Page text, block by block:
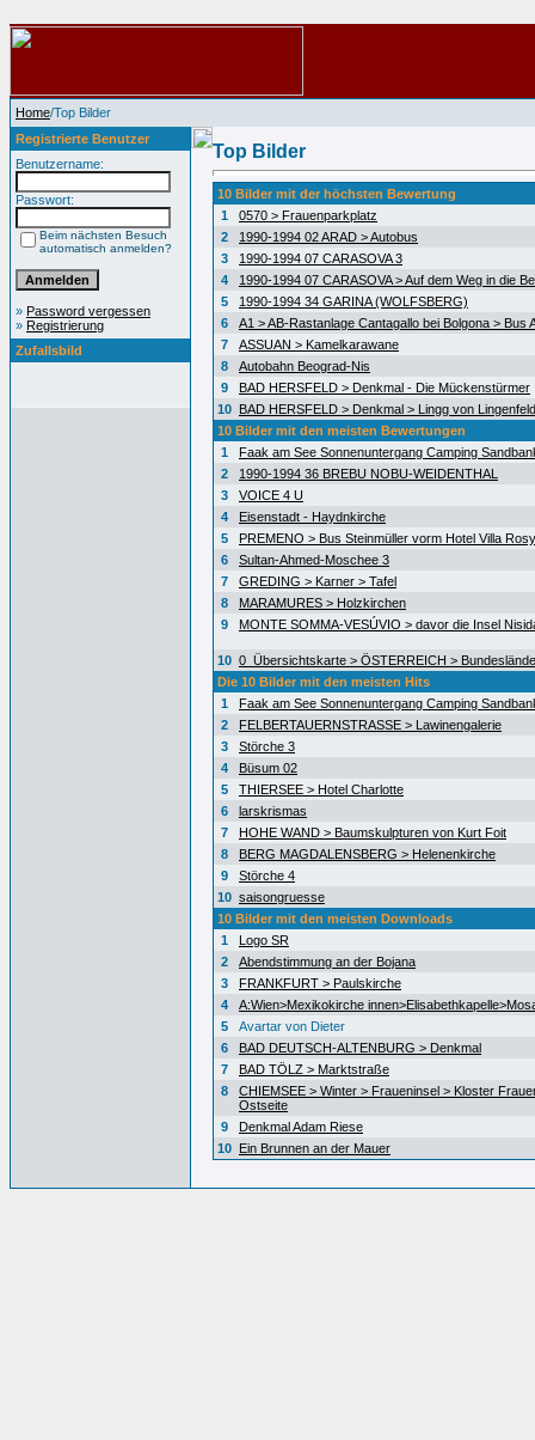
Home/Top Bilder
Registrierte Benutzer
Benutzername:
Passwort:
Beim nächsten Besuch
automatisch anmelden?
» Password vergessen
» Registrierung
Zufallsbild
Top Bilder
10 Bilder mit der höchsten Bewertung
1
0570 > Frauenparkplatz
2
1990-1994 02 ARAD > Autobus
3
1990-1994 07 CARASOVA 3
4
1990-1994 07 CARASOVA > Auf dem Weg in die
5
1990-1994 34 GARINA (WOLFSBERG)
6
A1 > AB-Rastanlage Cantagallo bei Bolgona > Bus
7
ASSUAN > Kamelkarawane
8
Autobahn Beograd-Nis
9
BAD HERSFELD > Denkmal - Die Mückenstürmer
10 BAD HERSFELD > Denkmal > Lingg von Lingenfeld
10 Bilder mit den meisten Bewertungen
1
Faak am See Sonnenuntergang Camping
2
1990-1994 36 BREBU NOBU-WEIDENTHAL
3
VOICE 4 U
4
Eisenstadt - Haydnkirche
5
PREMENO > Bus Steinmüller vorm Hotel Villa Rosy
6
Sultan-Ahmed-Moschee 3
7
GREDING > Karner > Tafel
8
MARAMURES > Holzkirchen
9
MONTE SOMMA-VESÚVIO > davor die Insel
10 0_Übersichtskarte > ÖSTERREICH >
Die 10 Bilder mit den meisten Hits
1
Faak am See Sonnenuntergang Camping
2
FELBERTAUERNSTRASSE > Lawinengalerie
3
Störche 3
4
Büsum 02
5
THIERSEE > Hotel Charlotte
6
larskrismas
7
HOHE WAND > Baumskulpturen von Kurt Foit
8
BERG MAGDALENSBERG > Helenenkirche
9
Störche 4
10 saisongruesse
10 Bilder mit den meisten Downloads
1
Logo SR
2
Abendstimmung an der Bojana
3
FRANKFURT > Paulskirche
4
A:Wien>Mexikokirche
5
Avartar von Dieter
6
BAD DEUTSCH-ALTENBURG > Denkmal
7
BAD TÖLZ > Marktstraße
8
CHIEMSEE > Winter > Fraueninsel > Kloster
Ostseite
9
Denkmal Adam Riese
10 Ein Brunnen an der Mauer